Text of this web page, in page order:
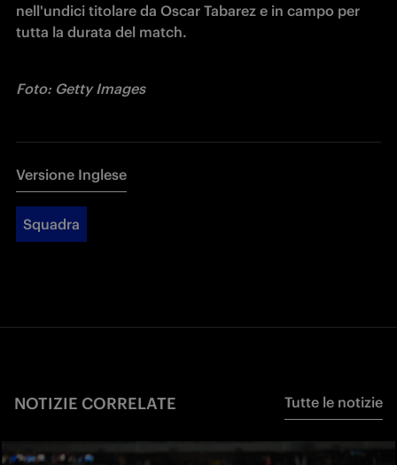
nell'undici titolare da Oscar Tabarez e in campo per
tutta la durata del match.
Foto: Getty Images
Versione Inglese
Squadra
NOTIZIE CORRELATE Tutte le notizie